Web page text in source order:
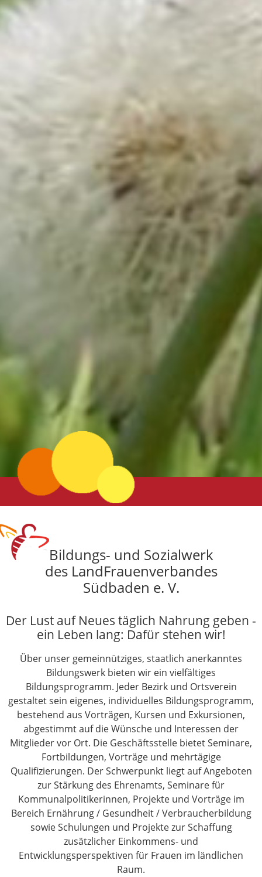
Bildungs- und Sozialwerk
des LandFrauenverbandes
Südbaden e. V.
Der Lust auf Neues täglich Nahrung geben -
ein Leben lang: Dafür stehen wir!
Über unser gemeinnütziges, staatlich anerkanntes
Bildungswerk bieten wir ein vielfältiges
Bildungsprogramm. Jeder Bezirk und Ortsverein
gestaltet sein eigenes, individuelles Bildungsprogramm,
bestehend aus Vorträgen, Kursen und Exkursionen,
abgestimmt auf die Wünsche und Interessen der
Mitglieder vor Ort. Die Geschäftsstelle bietet Seminare,
Fortbildungen, Vorträge und mehrtägige
Qualifizierungen. Der Schwerpunkt liegt auf Angeboten
zur Stärkung des Ehrenamts, Seminare für
Kommunalpolitikerinnen, Projekte und Vorträge im
Bereich Ernährung / Gesundheit / Verbraucherbildung
sowie Schulungen und Projekte zur Schaffung
zusätzlicher Einkommens- und
Entwicklungsperspektiven für Frauen im ländlichen
Raum.